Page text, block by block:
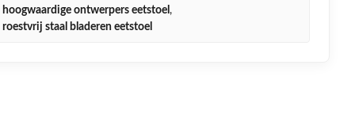
hoogwaardige ontwerpers eetstoel ,
roestvrij staal bladeren eetstoel